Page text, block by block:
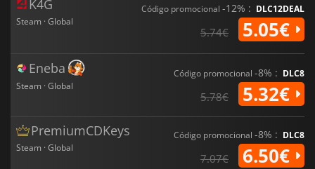
K4G
Steam · Global
Código promocional -12% : DLC12DEAL
5.74€ 5.05€
Eneba
Steam · Global
Código promocional -8% : DLC8
5.78€ 5.32€
PremiumCDKeys
Steam · Global
Código promocional -8% : DLC8
7.07€ 6.50€